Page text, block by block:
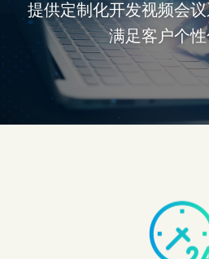
提供定制化开发视频会
满足客户个